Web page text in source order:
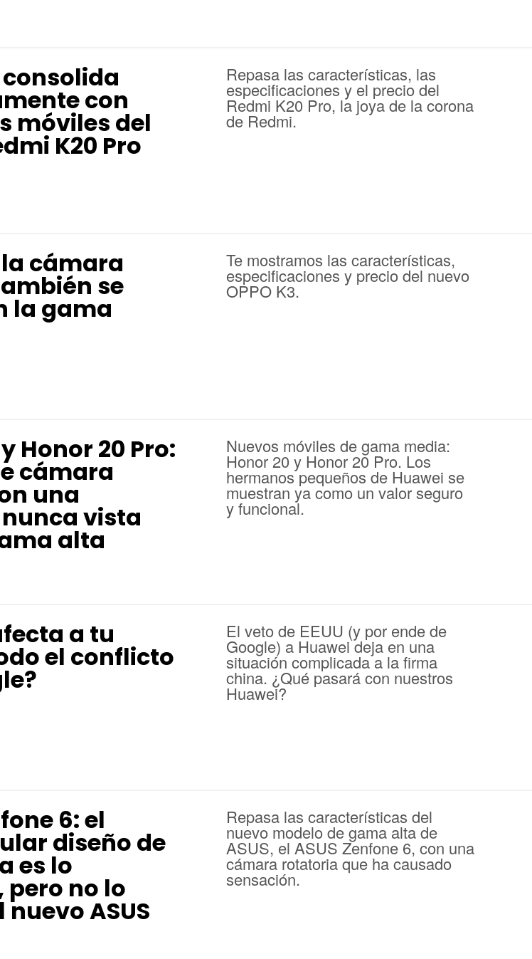
consolida
con
móviles del
K20 Pro
Repasa las características, las
especificaciones y el precio del
Redmi K20 Pro, la joya de la corona
de Redmi.
la cámara
se
la gama
Te mostramos las características,
especificaciones y precio del nuevo
OPPO K3.
Honor 20 Pro:
cámara
una
vista
alta
Nuevos móviles de gama media:
Honor 20 y Honor 20 Pro. Los
hermanos pequeños de Huawei se
muestran ya como un valor seguro
y funcional.
a tu
el conflicto
El veto de EEUU (y por ende de
Google) a Huawei deja en una
situación complicada a la firma
china. ¿Qué pasará con nuestros
Huawei?
6: el
diseño de
es lo
no lo
ASUS
Repasa las características del
nuevo modelo de gama alta de
ASUS, el ASUS Zenfone 6, con una
cámara rotatoria que ha causado
sensación.